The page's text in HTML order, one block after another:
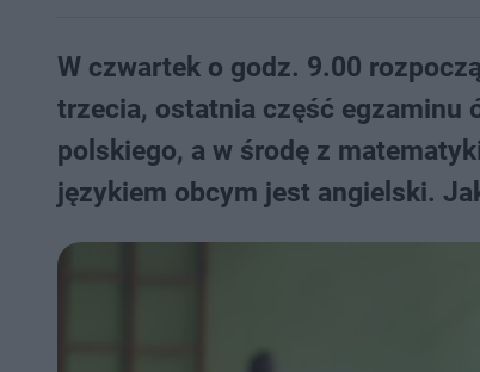
W czwartek o godz. 9.00
trzecia, ostatnia część egzaminu
polskiego, a w środę z
językiem obcym jest angielski.